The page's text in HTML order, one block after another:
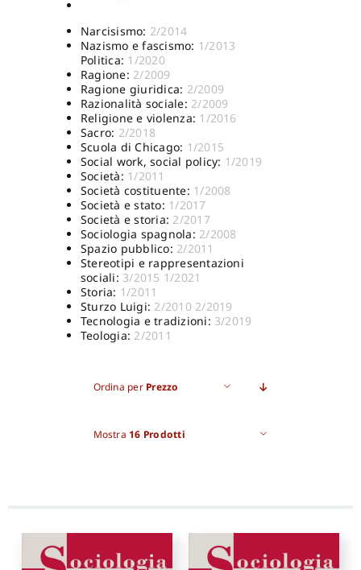
Narcisismo: 2/2014
Nazismo e fascismo: 1/2013
Politica: 1/2020
Ragione: 2/2009
Ragione giuridica: 2/2009
Razionalità sociale: 2/2009
Religione e violenza: 1/2016
Sacro: 2/2018
Scuola di Chicago: 1/2015
Social work, social policy: 1/2019
Società: 1/2011
Società costituente: 1/2008
Società e stato: 1/2017
Società e storia: 2/2017
Sociologia spagnola: 2/2008
Spazio pubblico: 2/2011
Stereotipi e rappresentazioni
sociali: 3/2015 1/2021
Storia: 1/2011
Sturzo Luigi: 2/2010 2/2019
Tecnologia e tradizioni: 3/2019
Teologia: 2/2011
Ordina per Prezzo
Mostra 16 Prodotti